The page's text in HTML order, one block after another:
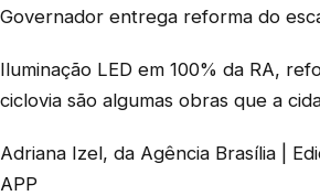
Governador entrega reforma do
Iluminação LED em 100% da RA,
ciclovia são algumas obras que a
Adriana Izel, da Agência Brasília |
APP